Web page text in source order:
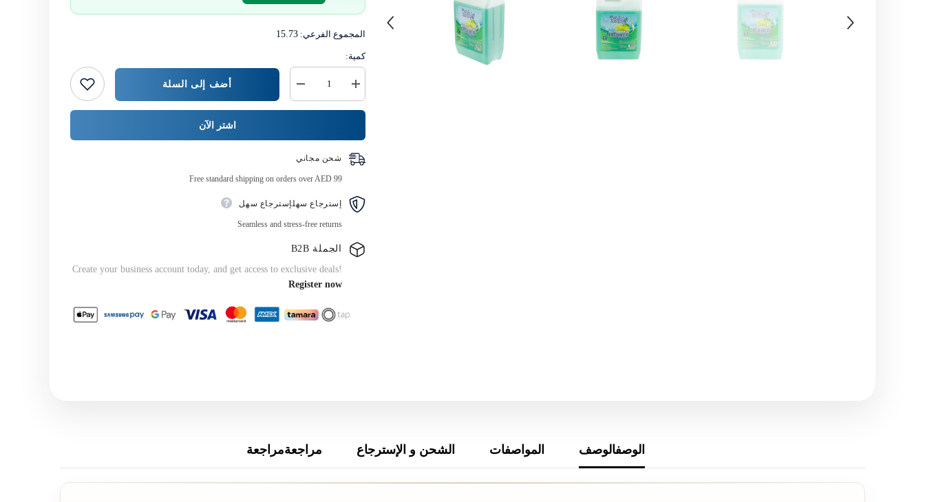
المجموع الفرعي:15.73
كمية:
كمية
{{
زيادة
كمية
منظف
الأغراض
أضف إلى السلة
اشتر الآن
شحن مجاني
Free standard shipping on orders over AED 99
إسترجاع سهلإسترجاع سهل
Seamless and stress-free returns
الجملة B2B
Create your business account today, and get access to exclusive deals!
Register now
الوصفالوصف المواصفات الشحن و الإسترجاع مراجعةمراجعة